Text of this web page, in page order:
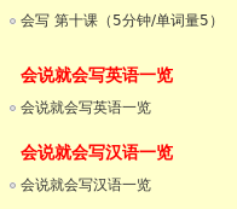
会写 第十课（5分钟/单词量5）
会说就会写英语一览
会说就会写英语一览
会说就会写汉语一览
会说就会写汉语一览